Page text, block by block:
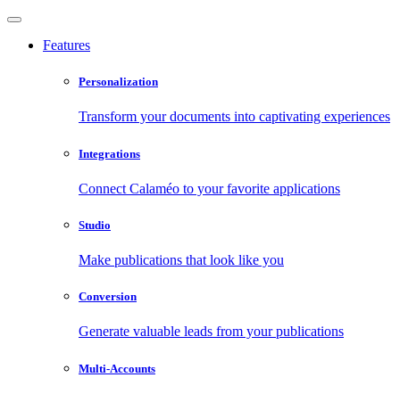
Features
Personalization
Transform your documents into captivating experiences
Integrations
Connect Calaméo to your favorite applications
Studio
Make publications that look like you
Conversion
Generate valuable leads from your publications
Multi-Accounts